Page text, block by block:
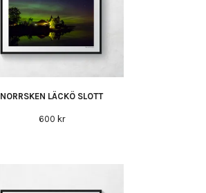
NORRSKEN LÄCKÖ SLOTT
600 kr